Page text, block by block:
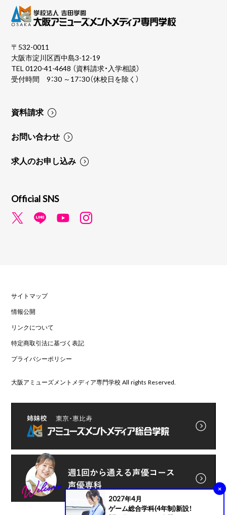
2027年4月
ゲーム総合学科(4年制)新設！
×
〒532-0011
大阪市淀川区西中島3-12-19
TEL0120-41-4648 （資料請求・入学相談）
受付時間 9：30 ～17：30（休校日を除く）
資料請求
お問い合わせ
求人のお申し込み
Official SNS
サイトマップ
情報公開
リンクについて
特定商取引法に基づく表記
プライバシーポリシー
大阪アミューズメントメディア専門学校 All rights Reserved.